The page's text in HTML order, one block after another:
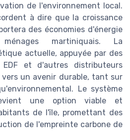
de l'environnement local.
à dire que la croissance
des économies d'énergie
martiniquais. La
actuelle, appuyée par des
et d'autres distributeurs
vers un avenir durable, tant sur
Le système
une option viable et
de l'île, promettant des
de l'empreinte carbone de